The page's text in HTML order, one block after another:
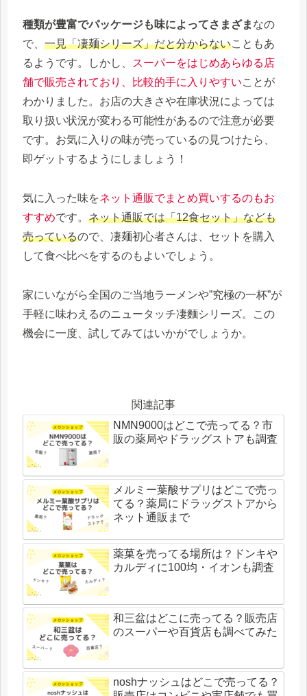
種類が豊富でパッケージも味によってさまざま なの
で、 一見「凄麺シリーズ」だと分からないこともあ
るようです。しかし、
スーパーをはじめあらゆる店
舗で販売されており、比較的手に入りやすいことが
わかりました。お店の大きさや在庫状況によっては
取り扱い状況が変わる可能性があるので注意が必要
です。お気に入りの味が売っているの見つけたら、
即ゲットするようにしましょう！
気に入った味をネット通販でまとめ買いするのもお
すすめです。 ネット通販では「12食セット」なども
売っているので、凄麺初心者さんは、セットを購入
して食べ比べをするのもよいでしょう。
家にいながら全国のご当地ラーメンや”究極の一杯”が
手軽に味わえるのニュータッチ凄麵シリーズ。この
機会に一度、試してみてはいかがでしょうか。
関連記事
NMN9000はどこで売ってる？市
販の薬局やドラッグストアも調査
メルミー葉酸サプリはどこで売っ
てる？薬局にドラッグストアから
ネット通販まで
薬菓を売ってる場所は？ドンキや
カルディに100均・イオンも調査
和三盆はどこに売ってる？販売店
のスーパーや百貨店も調べてみた
noshナッシュはどこで売ってる？